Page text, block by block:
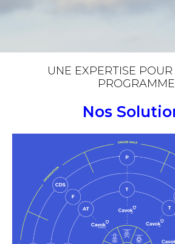
UNE EXPERTISE
PROGRAMME
Nos